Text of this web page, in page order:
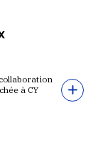
à CY